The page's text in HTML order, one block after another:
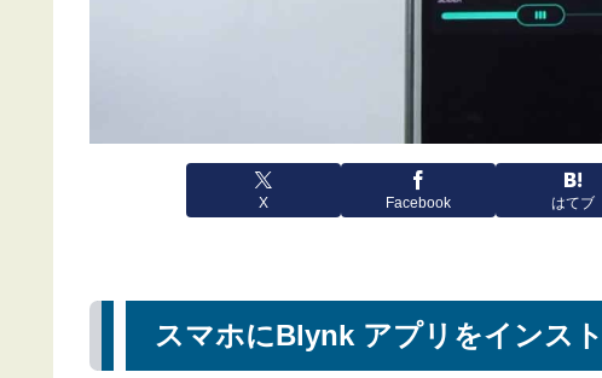
X Facebook はてブ
スマホにBlynk アプリをインス